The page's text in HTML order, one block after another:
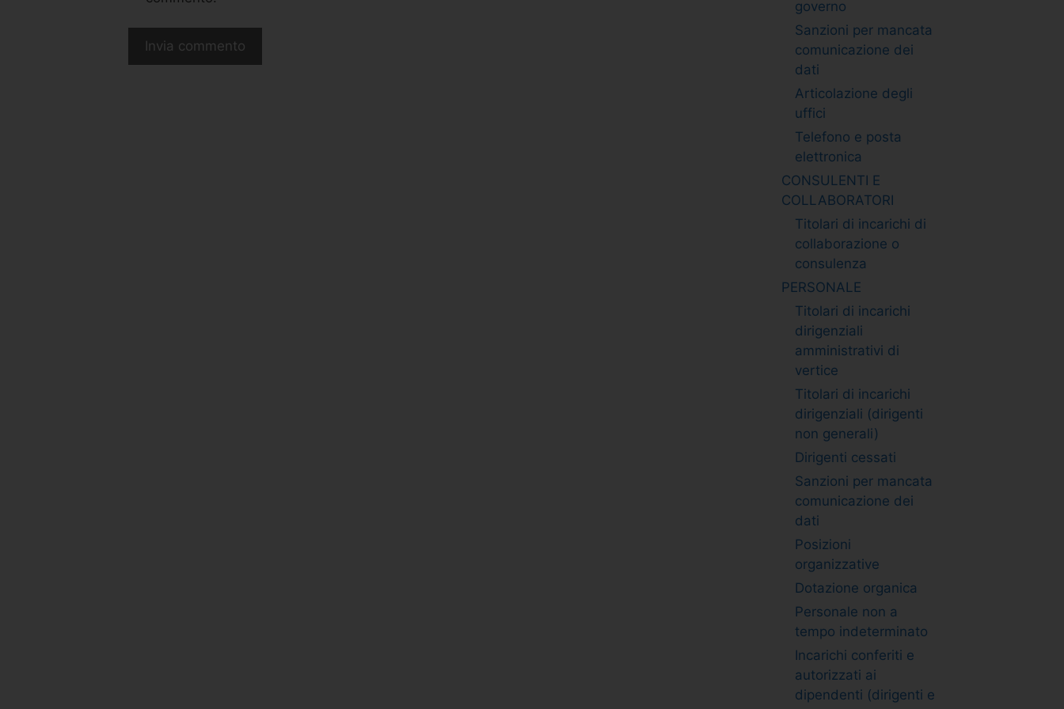
governo
Sanzioni per mancata
comunicazione dei
dati
Articolazione degli
uffici
Telefono e posta
elettronica
CONSULENTI E
COLLABORATORI
Titolari di incarichi di
collaborazione o
consulenza
PERSONALE
Titolari di incarichi
dirigenziali
amministrativi di
vertice
Titolari di incarichi
dirigenziali (dirigenti
non generali)
Dirigenti cessati
Sanzioni per mancata
comunicazione dei
dati
Posizioni
organizzative
Dotazione organica
Personale non a
tempo indeterminato
Incarichi conferiti e
autorizzati ai
dipendenti (dirigenti e